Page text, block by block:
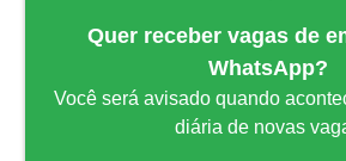
Quer receber vagas de
WhatsApp?
Você será avisado quando
diária de novas